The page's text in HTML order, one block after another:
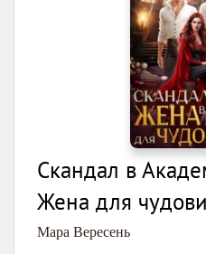
Скандал в
Жена для
Мара Вересень